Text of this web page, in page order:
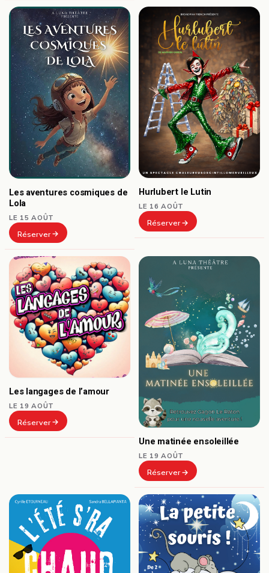
Les aventures cosmiques de
Lola
LE 15 AOÛT
Réserver
Hurlubert le Lutin
LE 16 AOÛT
Réserver
Les langages de l’amour
LE 19 AOÛT
Réserver
Une matinée ensoleillée
LE 19 AOÛT
Réserver